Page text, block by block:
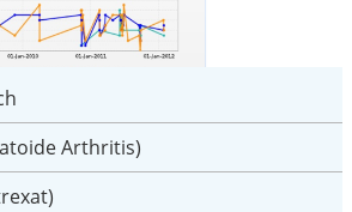
Arthritis)